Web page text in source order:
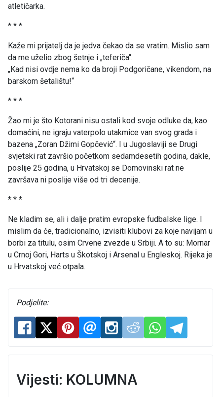
atletičarka.
* * *
Kaže mi prijatelj da je jedva čekao da se vratim. Mislio sam
da me uželio zbog šetnje i „teferiča“.
„Kad nisi ovdje nema ko da broji Podgoričane, vikendom, na
barskom šetalištu!“
* * *
Žao mi je što Kotorani nisu ostali kod svoje odluke da, kao
domaćini, ne igraju vaterpolo utakmice van svog grada i
bazena „Zoran Džimi Gopčević“. I u Jugoslaviji se Drugi
svjetski rat završio početkom sedamdesetih godina, dakle,
poslije 25 godina, u Hrvatskoj se Domovinski rat ne
završava ni poslije više od tri decenije.
* * *
Ne kladim se, ali i dalje pratim evropske fudbalske lige. I
mislim da će, tradicionalno, izvisiti klubovi za koje navijam u
borbi za titulu, osim Crvene zvezde u Srbiji. A to su: Mornar
u Crnoj Gori, Harts u Škotskoj i Arsenal u Engleskoj. Rijeka je
u Hrvatskoj već otpala.
Podjelite:
Vijesti: KOLUMNA